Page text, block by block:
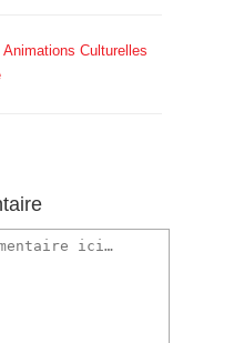
Animations Culturelles